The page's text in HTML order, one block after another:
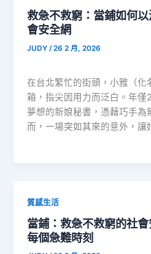
救急不救窮：當鋪如何
會安全網
JUDY /26 2 月, 2026
在台北繁忙的街頭，小雅（化
箱，指尖因用力而泛白。年僅
夢想的新娘秘書，憑藉巧手為
而，一場突如其來的意外，讓
質感生活
當鋪：救急不救窮的社
每個急難時刻